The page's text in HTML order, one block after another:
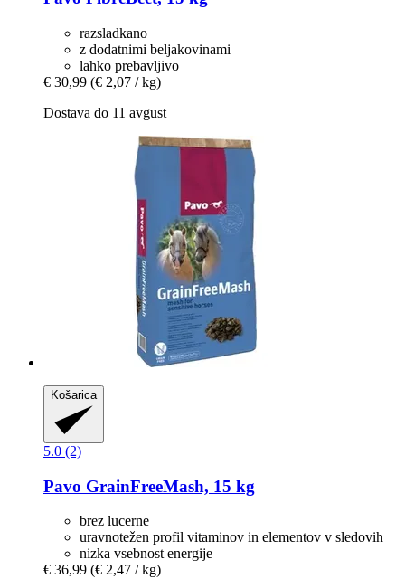
razsladkano
z dodatnimi beljakovinami
lahko prebavljivo
€ 30,99 (€ 2,07 / kg)
Dostava do 11 avgust
Košarica
5.0 (2)
Pavo GrainFreeMash, 15 kg
brez lucerne
uravnotežen profil vitaminov in elementov v sledovih
nizka vsebnost energije
€ 36,99 (€ 2,47 / kg)